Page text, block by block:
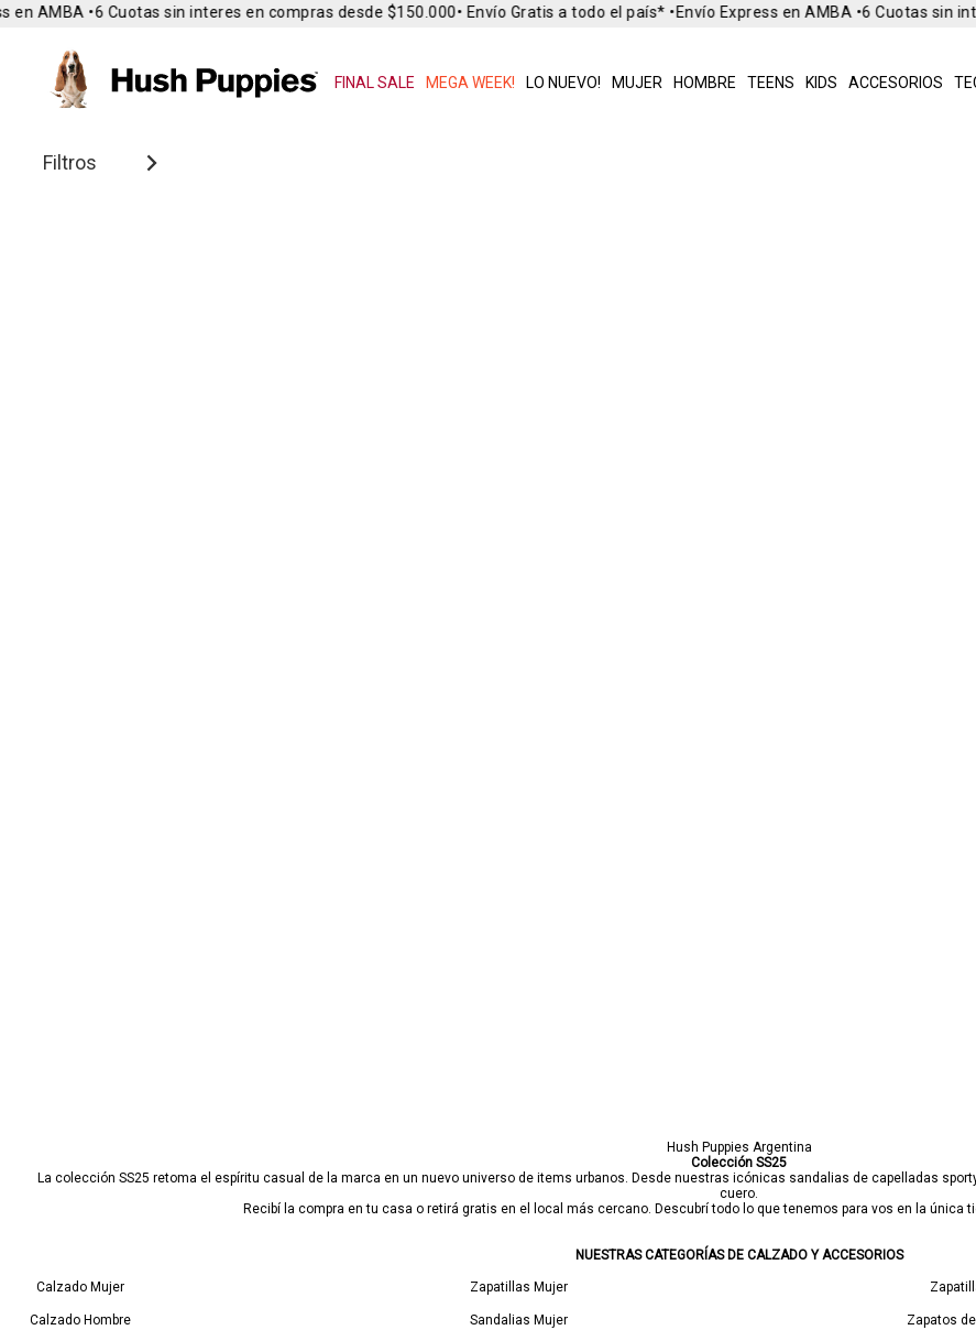
FINAL SALE MEGA WEEK! LO NUEVO! MUJER HOMBRE TEENS KIDS ACCESORIOS
AMBA • 6 Cuotas sin interes en compras desde $150.000• Envío Gratis a todo el país* • Envío Express en AMBA • 6 Cuotas sin
Filtros
Hush Puppies Argentina
Colección SS25
La colección SS25 retoma el espíritu casual de la marca en un nuevo universo de items urbanos. Desde nuestras icónicas sandalias de capelladas
cuero.
Recibí la compra en tu casa o retirá gratis en el local más cercano. Descubrí todo lo que tenemos para vos en la única
NUESTRAS CATEGORÍAS DE CALZADO Y ACCESORIOS
Calzado Mujer
Calzado Hombre
Zapatillas Mujer
Sandalias Mujer Zapatos